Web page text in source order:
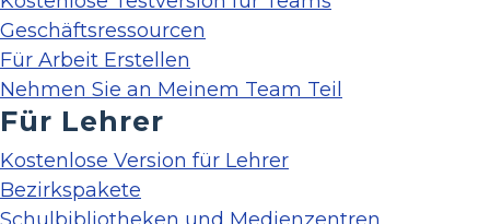
Geschäftsressourcen
Für Arbeit Erstellen
Nehmen Sie an Meinem Team Teil
Für Lehrer
Kostenlose Version für Lehrer
Bezirkspakete